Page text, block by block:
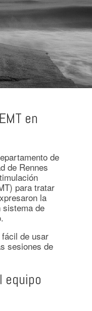
en
de
de Rennes
para tratar
la
sistema de
de usar
sesiones de
equipo